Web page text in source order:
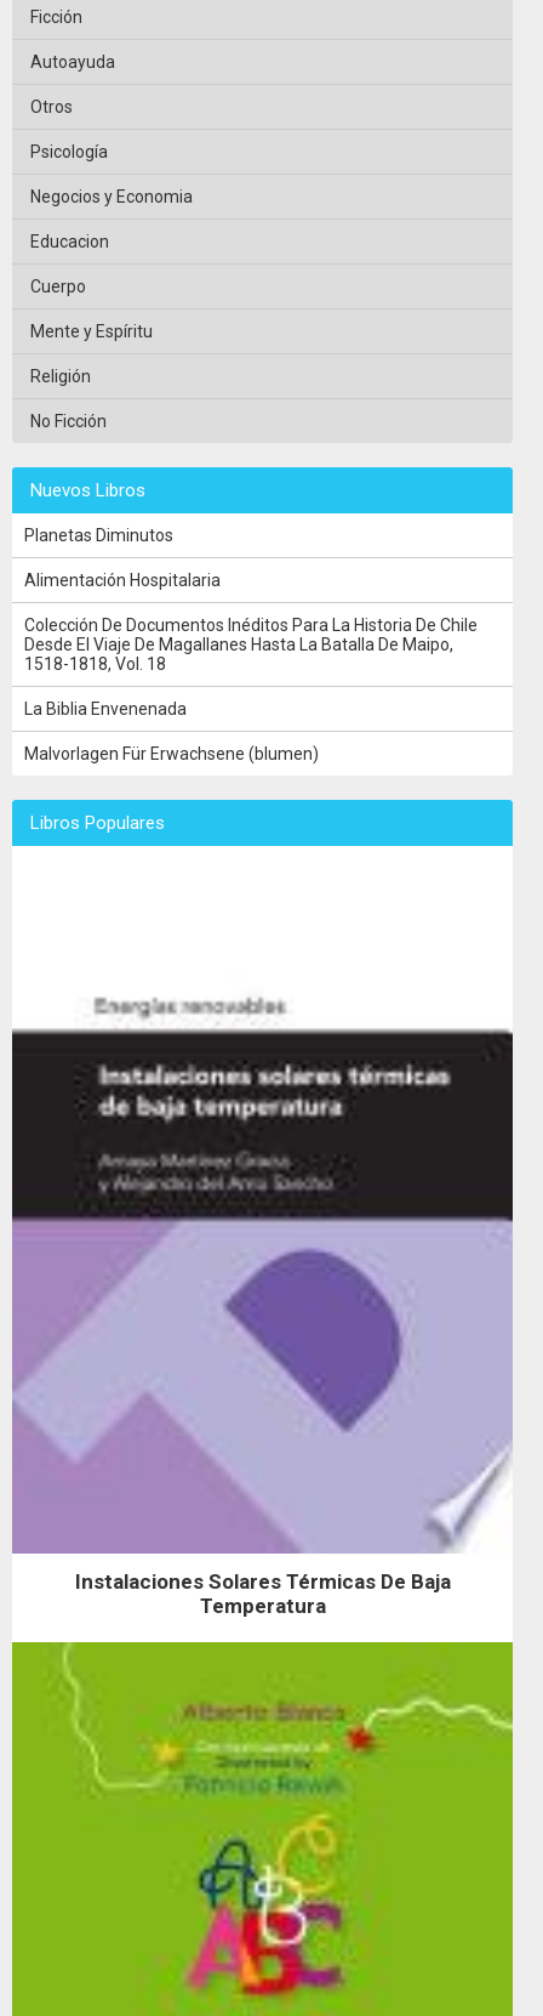
Ficción
Autoayuda
Otros
Psicología
Negocios y Economia
Educacion
Cuerpo
Mente y Espíritu
Religión
No Ficción
Nuevos Libros
Planetas Diminutos
Alimentación Hospitalaria
Colección De Documentos Inéditos Para La Historia De Chile
Desde El Viaje De Magallanes Hasta La Batalla De Maipo,
1518-1818, Vol. 18
La Biblia Envenenada
Malvorlagen Für Erwachsene (blumen)
Libros Populares
Instalaciones Solares Térmicas De Baja
Temperatura